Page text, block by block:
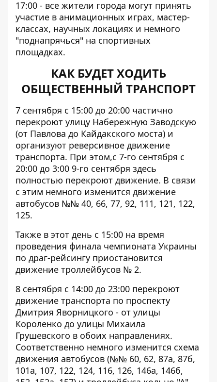
17:00 - все жители города могут принять
участие в анимационных играх, мастер-
классах, научных локациях и немного
"поднапрячься" на спортивных
площадках.
КАК БУДЕТ ХОДИТЬ
ОБЩЕСТВЕННЫЙ ТРАНСПОРТ
7 сентября с 15:00 до 20:00 частично
перекроют улицу Набережную Заводскую
(от Павлова до Кайдакского моста) и
организуют реверсивное движение
транспорта. При этом,с 7-го сентября с
20:00 до 3:00 9-го сентября здесь
полностью перекроют движение. В связи
с этим немного изменится движение
автобусов №№ 40, 66, 77, 92, 111, 121, 122,
125.
Также в этот день с 15:00 на время
проведения финала чемпионата Украины
по драг-рейсингу приостановится
движение троллейбусов № 2.
8 сентября с 14:00 до 23:00 перекроют
движение транспорта по проспекту
Дмитрия Яворницкого - от улицы
Короленко до улицы Михаила
Грушевского в обоих направлениях.
Соответственно немного изменится схема
движения автобусов (№№ 60, 62, 87а, 87б,
101а, 107, 122, 124, 116, 126, 146а, 146б,